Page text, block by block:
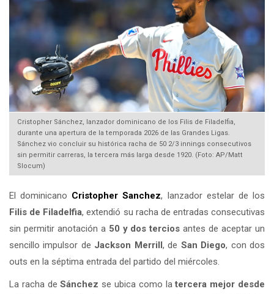
Cristopher Sánchez, lanzador dominicano de los Filis de Filadelfia,
durante una apertura de la temporada 2026 de las Grandes Ligas.
Sánchez vio concluir su histórica racha de 50 2/3 innings consecutivos
sin permitir carreras, la tercera más larga desde 1920. (Foto: AP/Matt
Slocum)
El dominicano Cristopher Sanchez, lanzador estelar de los
Filis de Filadelfia, extendió su racha de entradas consecutivas
sin permitir anotación a 50 y dos tercios antes de aceptar un
sencillo impulsor de Jackson Merrill, de San Diego, con dos
outs en la séptima entrada del partido del miércoles.
La racha deSánchez se ubica como latercera mejor desde